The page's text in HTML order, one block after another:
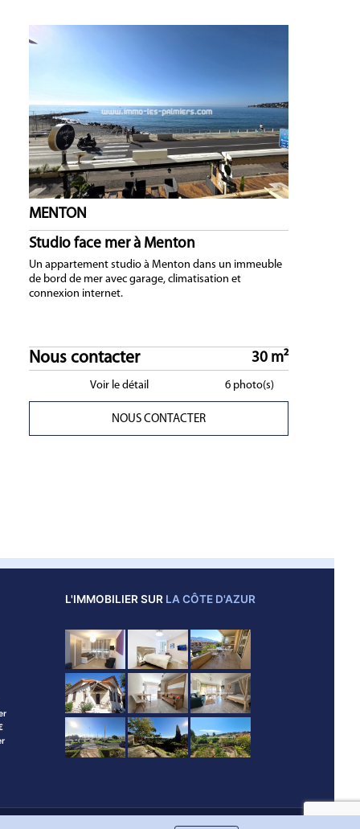
MENTON
Studio face mer à Menton
Un appartement studio à Menton dans un immeuble
de bord de mer avec garage, climatisation et
connexion internet.
Nous contacter 30 m²
Voir le détail 6 photo(s)
NOUS CONTACTER
L'IMMOBILIER SUR LA CÔTE D'AZUR